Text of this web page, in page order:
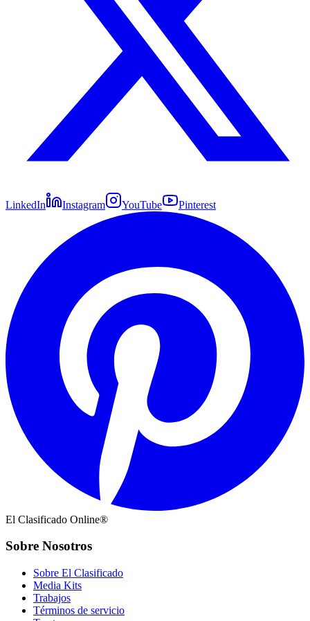
LinkedIn Instagram YouTube Pinterest
El Clasificado Online®
Sobre Nosotros
Sobre El Clasificado
Media Kits
Trabajos
Términos de servicio